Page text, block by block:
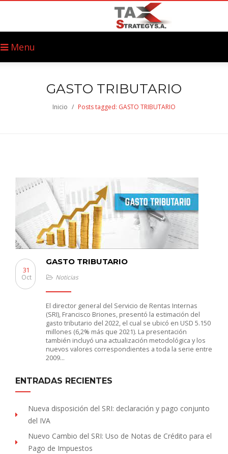
Menu
GASTO TRIBUTARIO
Inicio / Posts tagged: GASTO TRIBUTARIO
GASTO TRIBUTARIO
31
Oct
Noticias
El director general del Servicio de Rentas Internas
(SRI), Francisco Briones, presentó la estimación del
gasto tributario del 2022, el cual se ubicó en USD 5.150
millones (6,2% más que 2021). La presentación
también incluyó una actualización metodológica y los
nuevos valores correspondientes a toda la serie entre
2009…
ENTRADAS RECIENTES
Nueva disposición del SRI: declaración y pago conjunto
del IVA
Nuevo Cambio del SRI: Uso de Notas de Crédito para el
Pago de Impuestos